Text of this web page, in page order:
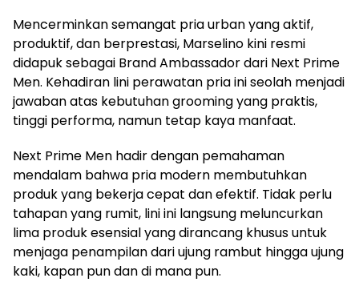
​Mencerminkan semangat pria urban yang aktif,
produktif, dan berprestasi, Marselino kini resmi
didapuk sebagai Brand Ambassador dari Next Prime
Men. Kehadiran lini perawatan pria ini seolah menjadi
jawaban atas kebutuhan grooming yang praktis,
tinggi performa, namun tetap kaya manfaat.
Next Prime Men hadir dengan pemahaman
mendalam bahwa pria modern membutuhkan
produk yang bekerja cepat dan efektif. Tidak perlu
tahapan yang rumit, lini ini langsung meluncurkan
lima produk esensial yang dirancang khusus untuk
menjaga penampilan dari ujung rambut hingga ujung
kaki, kapan pun dan di mana pun.